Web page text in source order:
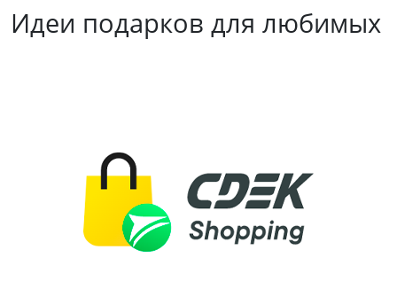
Идеи подарков для любимых